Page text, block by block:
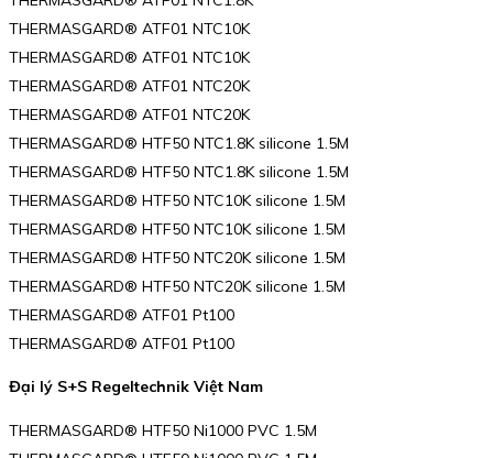
THERMASGARD® ATF01 NTC10K
THERMASGARD® ATF01 NTC10K
THERMASGARD® ATF01 NTC20K
THERMASGARD® ATF01 NTC20K
THERMASGARD® HTF50 NTC1.8K silicone 1.5M
THERMASGARD® HTF50 NTC1.8K silicone 1.5M
THERMASGARD® HTF50 NTC10K silicone 1.5M
THERMASGARD® HTF50 NTC10K silicone 1.5M
THERMASGARD® HTF50 NTC20K silicone 1.5M
THERMASGARD® HTF50 NTC20K silicone 1.5M
THERMASGARD® ATF01 Pt100
THERMASGARD® ATF01 Pt100
Đại lý S+S Regeltechnik Việt Nam
THERMASGARD® HTF50 Ni1000 PVC 1.5M